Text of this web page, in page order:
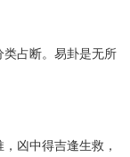
类占断。易卦是无所
凶中得吉逢生救，